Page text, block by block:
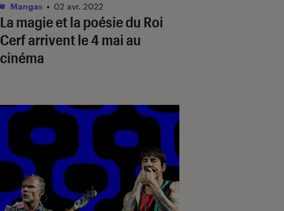
La magie et la poésie du Roi
Cerfarrivent le 4 mai au
cinéma
Mangas • 02 avr. 2022